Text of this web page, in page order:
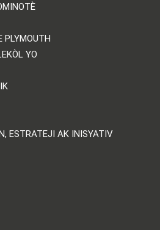
PLYMOUTH
YO
ESTRATEJI AK INISYATIV